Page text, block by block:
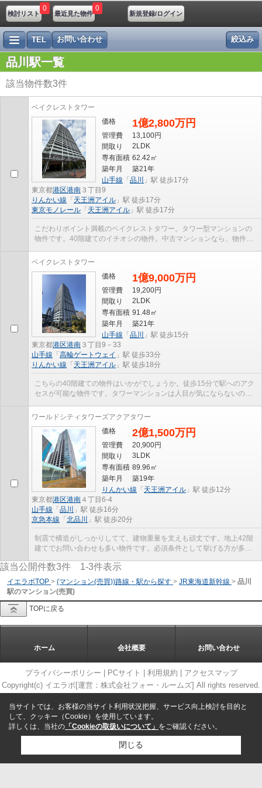
検討リスト
0
最近見た物件
0
新規登録/ログイン
絞込み
TEL お問い合わせ
品川駅一覧
該当物件数3件
ベイクレストタワー
価格
1億2,800万円
管理費
13,100円
間取り
2LDK
専有面積 62.42㎡
築年月
築21年
東京都港区港南 ３丁目9
山手線 「 品川 」駅 徒歩17分
りんかい線 「 天王洲アイル 」駅 徒歩17分
東京モノレール 「 天王洲アイル 」駅 徒歩17分
こだわりポイント満載のベイクレストタワー。タワー型マンションの
物件です。40階建てのイチオシの物件。中古マンションなら、物件の
ベイクレストタワー
価格
1億9,000万円
管理費
19,200円
間取り
2LDK
専有面積 91.48㎡
築年月
築21年
東京都港区港南 ３丁目9－33
山手線 「 品川 」駅 徒歩15分
山手線 「 高輪ゲートウェイ 」駅 徒歩33分
りんかい線 「 天王洲アイル 」駅 徒歩18分
こちらの40階建ての物件はいかがでしょうか。徒歩15分で駅へのアク
セスが可能な物件です。タワーマンションは人目が気にならないので
ワールドシティタワーズアクアタワー
価格
2億1,500万円
管理費
20,900円
間取り
3LDK
専有面積 89.96㎡
築年月
築19年
東京都港区港南 ４丁目6-4
りんかい線 「 天王洲アイル 」駅 徒歩12分
山手線 「 品川
」駅 徒歩16分
京急本線 「 北品川 」駅 徒歩20分
制震で構造がしっかりしてて、建物重量を支えも頑丈です。地上42階
建てでお問い合わせも多い物件です。必須条件として挙げる方が多
該当公開件数3件 1-3件表示
イエラボTOP > (マンション(売買))路線・駅から探す > JR東海道新幹線 > 品川
駅のマンション(売買)
TOPに戻る
ホーム 会社概要 お問い合わせ
プライバシーポリシー PCサイト 利用規約
アクセスマップ
Copyright(c) イエラボ[運営：株式会社フォー・ルームズ] All rights reserved.
当サイトでは、お客様の当サイト利用状況把握、サービス向上検討を目的と
して、クッキー（Cookie）を使用しています。
詳しくは、当社の 「Cookieの取扱いについて」 をご確認ください。
閉じる